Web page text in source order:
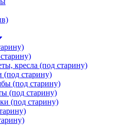
кресла (под старину)
(под старину)
(под старину)
(под старину)
(под старину)